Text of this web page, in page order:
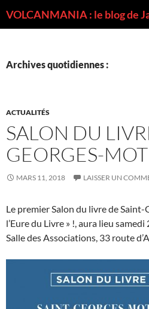
Archives quotidiennes :
ACTUALITÉS
SALON DU
GEORGES-
MARS 11, 2018 LAISSER UN
Le premier Salon du livre de
l’Eure du Livre » !, aura lieu
Salle des Associations, 33 route